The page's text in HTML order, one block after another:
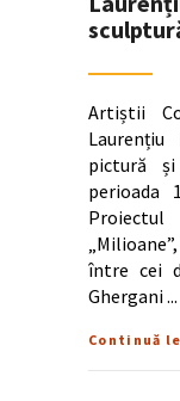
Artiștii
pictură
perioada
între cei
Ghergani
Continuă